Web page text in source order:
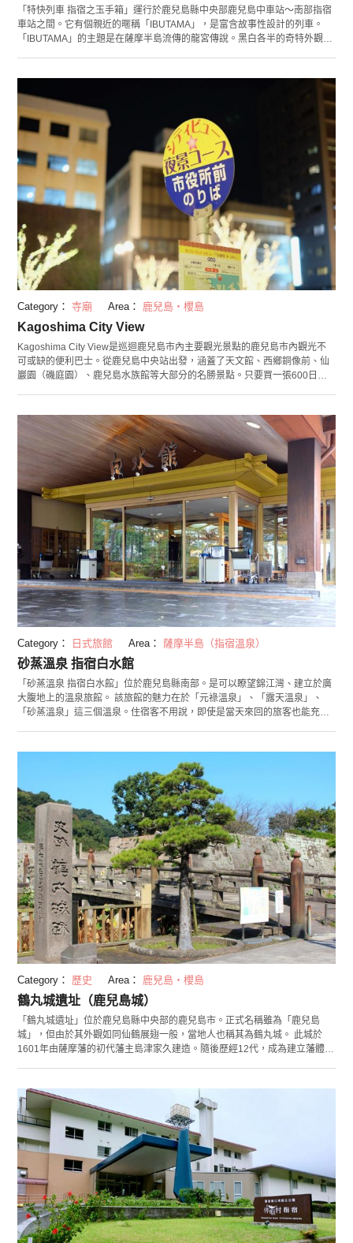
「特快列車 指宿之玉手箱」運行於鹿兒島縣中央部鹿兒島中車站～南部指宿
車站之間。它有個親近的暱稱「IBUTAMA」，是富含故事性設計的列車。
「IBUTAMA」的主題是在薩摩半島流傳的龍宮傳說。黑白各半的奇特外觀、
海洋的絕景。此外，車內販售也相當充實，和列車外觀相似的「IBUTAMA布
丁」，是由新鮮雞蛋和牛奶做成的焦糖布丁和黑芝麻布丁兩層組成的人氣商
品，也準備了只有在這裡才能品嚐得到的便當和飲料。 終點的指宿車站，是
以砂蒸溫泉而聞名的溫泉地。車站前也有足湯，也可以享受溫泉巡禮喔！
Category： 寺廟 Area： 鹿兒島・櫻島
Kagoshima City View
Kagoshima City View是巡迴鹿兒島市內主要觀光景點的鹿兒島市內觀光不
可或缺的便利巴士。從鹿兒島中央站出發，涵蓋了天文館、西鄉銅像前、仙
巖園（磯庭園）、鹿兒島水族館等大部分的名勝景點。只要買一張600日圓
愛車體內部是木紋色調的復古氛圍，也可以聽到司機充滿薩摩鄉土愛的名勝
導覽解說。特別是每周六的晚上有「夜景路線」運行，在鹿兒島市街區一覽
無遺的「城山」有安排乘客短暫下車參觀與攝影的時間，備有諸如此類等因
應觀光客需求的服務。
Category： 日式旅館 Area： 薩摩半島（指宿溫泉）
砂蒸溫泉 指宿白水館
「砂蒸溫泉 指宿白水館」位於鹿兒島縣南部。是可以瞭望錦江灣、建立於廣
大腹地上的溫泉旅館。 該旅館的魅力在於「元祿溫泉」、「露天溫泉」、
「砂蒸溫泉」這三個溫泉。住宿客不用說，即使是當天來回的旅客也能充分
得溫暖的特殊溫泉。可以一邊聽著海岸潮汐的聲音，一邊在溫暖的砂上橫躺
著，讓身體變得暖呼呼的。奢侈的感覺讓身心宛如重生。
Category： 歷史 Area： 鹿兒島・櫻島
鶴丸城遺址（鹿兒島城）
「鶴丸城遺址」位於鹿兒島縣中央部的鹿兒島市。正式名稱雖為「鹿兒島
城」，但由於其外觀如同仙鶴展翅一般，當地人也稱其為鶴丸城。 此城於
1601年由薩摩藩的初代藩主島津家久建造。隨後歷經12代，成為建立藩體制
市街可謂必看景觀。鹿兒島觀光時，非常推薦前往此景點看看。 主城舊址處
設有鹿兒島縣歷史資料中心「黎明館」，其中了展示多達155,000件資料，
並且可通過試穿盔甲等愉快體驗來學習歷史。